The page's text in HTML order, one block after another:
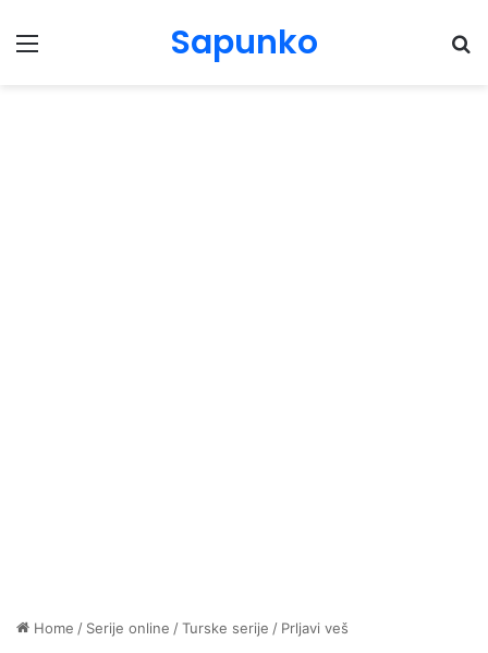
Menu Sapunko
Home / Serije online /Turske serije / Prljavi veš